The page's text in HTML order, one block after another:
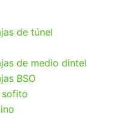
de túnel
de medio dintel
BSO
sofito